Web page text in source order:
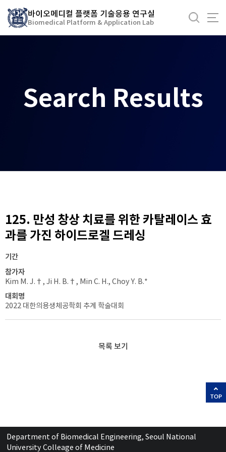
바이오메디컬 플랫폼 기술응용 연구실
Biomedical Platform & Application Lab
Search Results
125. 만성 창상 치료를 위한 카탈레이스 효
과를 가진 하이드로겔 드레싱
기간
참가자
Kim M. J.†, Ji H. B.†, Min C. H., Choy Y. B.*
대회명
2022 대한의용생체공학회 추계 학술대회
목록 보기
TOP
Department of Biomedical Engineering, Seoul National
University Colleage of Medicine